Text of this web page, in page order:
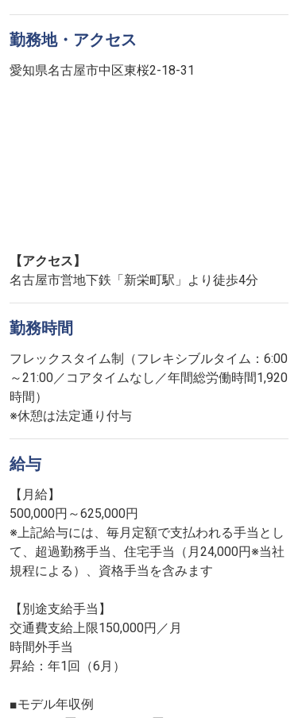
勤務地・アクセス
愛知県名古屋市中区東桜2-18-31
【アクセス】
名古屋市営地下鉄「新栄町駅」より徒歩4分
勤務時間
フレックスタイム制（フレキシブルタイム：6:00
～21:00／コアタイムなし／年間総労働時間1,920
時間）
※休憩は法定通り付与
給与
【月給】
500,000円～625,000円
※上記給与には、毎月定額で支払われる手当とし
て、超過勤務手当、住宅手当（月24,000円※当社
規程による）、資格手当を含みます
【別途支給手当】
交通費支給上限150,000円／月
時間外手当
昇給：年1回（6月）
■モデル年収例